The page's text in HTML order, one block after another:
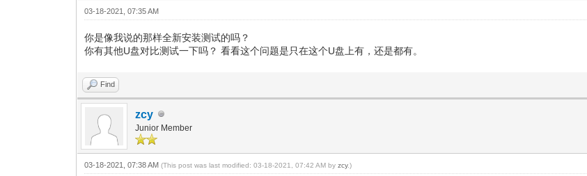
03-18-2021, 07:35 AM
你是像我说的那样全新安装测试的吗？
你有其他U盘对比测试一下吗？ 看看这个问题是只在这个U盘上有，还是都有。
Find
zcy
Junior Member
03-18-2021, 07:38 AM(This post was last modified: 03-18-2021, 07:42 AM byzcy.)